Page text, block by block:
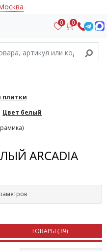
0 0
плитки
Цвет белый
ARCADIA
ТОВАРЫ (39)